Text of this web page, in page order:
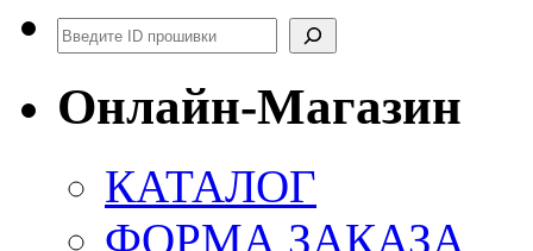
Поиск
Онлайн-Магазин
КАТАЛОГ
ФОРМА ЗАКАЗА